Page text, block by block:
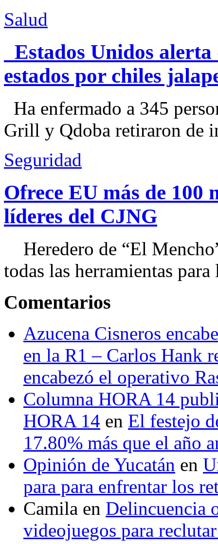
Salud
Estados Unidos alerta
estados por chiles
Ha enfermado a 345
Grill y Qdoba retiraron de
Seguridad
Ofrece EU más de 100
líderes del CJNG
Heredero de “El
todas las herramientas
Comentarios
Azucena Cisneros
en la R1 – Carlos Hank
encabezó el operativo
Columna HORA 14
HORA 14 en El festejo
17.80% más que el año
Opinión de Yucatán en
para para enfrentar los
Camila en Delincuencia
videojuegos para